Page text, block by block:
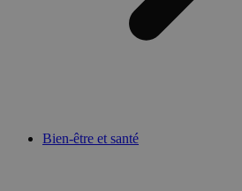
Bien-être et santé